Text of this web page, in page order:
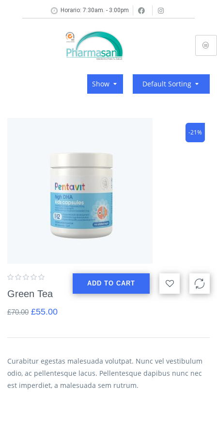
Horario: 7:30am. - 3:00pm
Default Sorting
Show
-21%
Green Tea
£70.00 £55.00
ADD TO CART
Curabitur egestas malesuada volutpat. Nunc vel vestibulum
odio, ac pellentesque lacus. Pellentesque dapibus nunc nec
est imperdiet, a malesuada sem rutrum.